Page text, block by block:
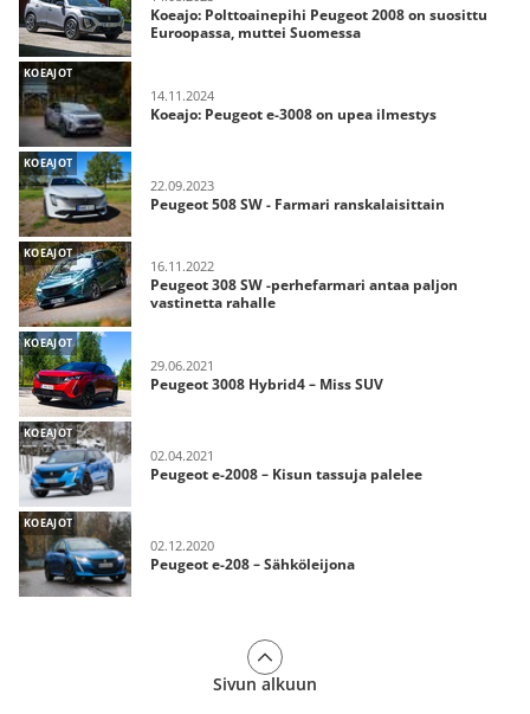
Koeajo: Polttoainepihi Peugeot 2008 on suosittu
Euroopassa, muttei Suomessa
KOEAJOT
14.11.2024
Koeajo: Peugeot e-3008 on upea ilmestys
KOEAJOT
22.09.2023
Peugeot 508 SW - Farmari ranskalaisittain
KOEAJOT
16.11.2022
Peugeot 308 SW -perhefarmari antaa paljon
vastinetta rahalle
KOEAJOT
29.06.2021
Peugeot 3008 Hybrid4 – Miss SUV
KOEAJOT
02.04.2021
Peugeot e-2008 – Kisun tassuja palelee
KOEAJOT
02.12.2020
Peugeot e-208 – Sähköleijona
Sivun alkuun